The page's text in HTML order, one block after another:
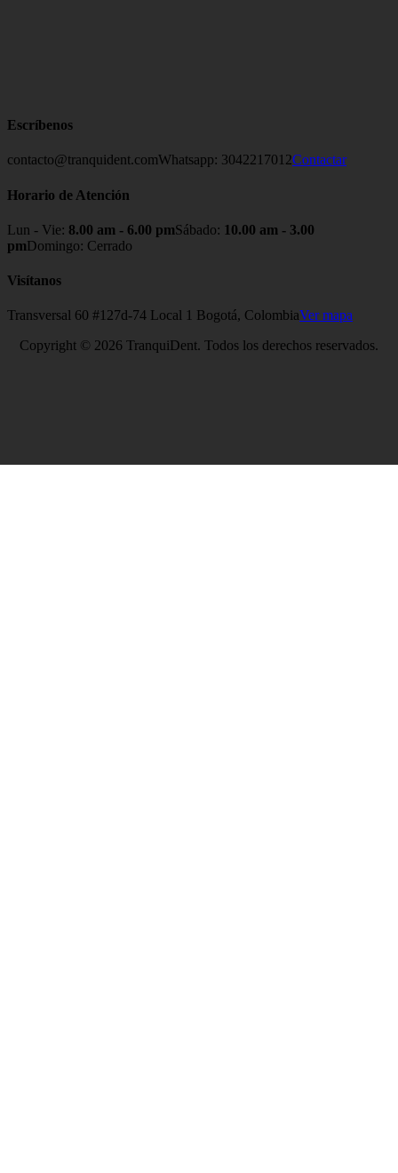
Escríbenos
contacto@tranquident.comWhatsapp: 3042217012Contactar
Horario de Atención
Lun - Vie: 8.00 am - 6.00 pmSábado: 10.00 am - 3.00
pmDomingo: Cerrado
Visítanos
Transversal 60 #127d-74 Local 1 Bogotá, ColombiaVer mapa
Copyright © 2026 TranquiDent. Todos los derechos reservados.